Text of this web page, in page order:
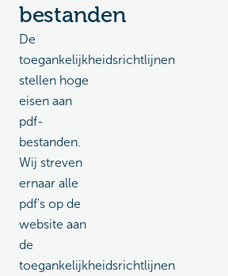
bestanden
De
toegankelijkheidsrichtlijnen
stellen hoge
eisen aan
pdf-
bestanden.
Wij streven
ernaar alle
pdf's op de
website aan
de
toegankelijkheidsrichtlijnen